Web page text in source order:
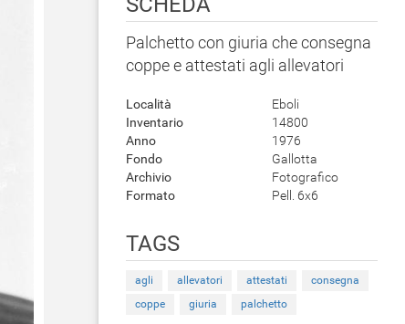
Palchetto con giuria che consegna
coppe e attestati agli allevatori
Località
Eboli
Inventario
14800
Anno
1976
Fondo
Gallotta
Archivio
Fotografico
Formato
Pell. 6x6
TAGS
agli allevatori attestati
consegna
coppe
giuria palchetto